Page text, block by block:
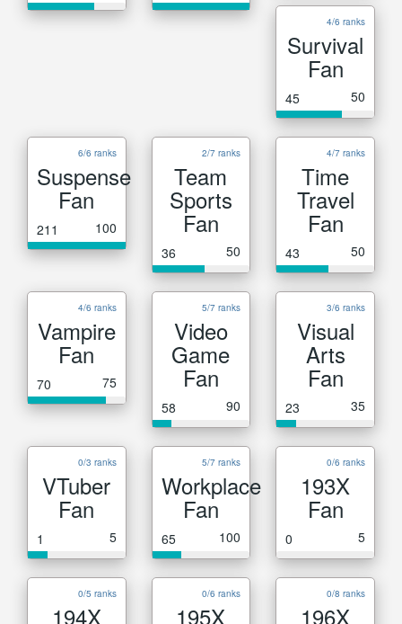
4/6 ranks
Survival
Fan
45 50
6/6 ranks
Suspense
Fan
211 100
2/7 ranks
Team
Sports
Fan
36 50
4/7 ranks
Time
Travel
Fan
43 50
4/6 ranks
Vampire
Fan
70 75
5/7 ranks
Video
Game
Fan
58 90
3/6 ranks
Visual
Arts
Fan
23 35
0/3 ranks
VTuber
Fan
1 5
5/7 ranks
Workplace
Fan
65 100
0/6 ranks
193X
Fan
0 5
0/5 ranks
194X
0/6 ranks
195X
0/8 ranks
196X